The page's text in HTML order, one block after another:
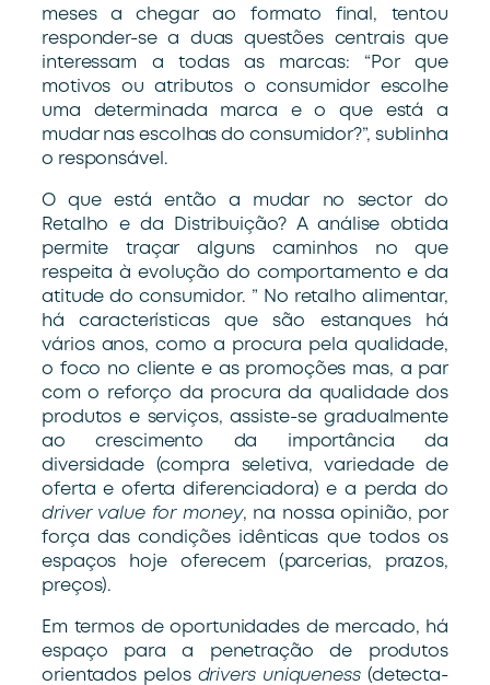
meses a chegar ao formato final, tentou
responder-se a duas questões centrais que
interessam a todas as marcas: “Por que
motivos ou atributos o consumidor escolhe
uma determinada marca e o que está a
mudar nas escolhas do consumidor?”, sublinha
o responsável.
O que está então a mudar no sector do
Retalho e da Distribuição? A análise obtida
permite traçar alguns caminhos no que
respeita à evolução do comportamento e da
atitude do consumidor. ” No retalho alimentar,
há características que são estanques há
vários anos, como a procura pela qualidade,
o foco no cliente e as promoções mas, a par
com o reforço da procura da qualidade dos
produtos e serviços, assiste-se gradualmente
ao crescimento da importância da
diversidade (compra seletiva, variedade de
oferta e oferta diferenciadora) e a perda do
driver value for money, na nossa opinião, por
força das condições idênticas que todos os
espaços hoje oferecem (parcerias, prazos,
preços).
Em termos de oportunidades de mercado, há
espaço para a penetração de produtos
orientados pelos drivers uniqueness(detecta-